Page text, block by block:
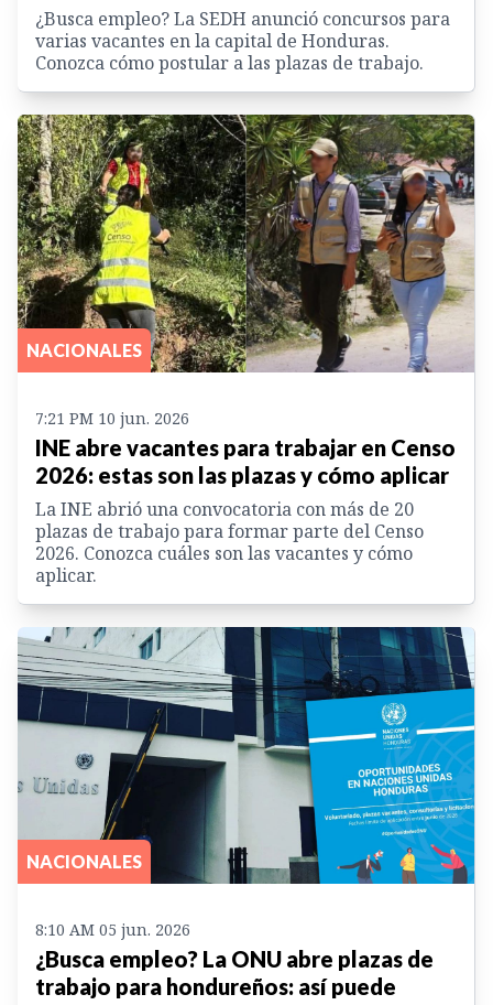
¿Busca empleo? La SEDH anunció concursos para
varias vacantes en la capital de Honduras.
Conozca cómo postular a las plazas de trabajo.
NACIONALES
7:21 PM 10 jun. 2026
INE abre vacantes para trabajar en Censo
2026: estas son las plazas y cómo aplicar
La INE abrió una convocatoria con más de 20
plazas de trabajo para formar parte del Censo
2026. Conozca cuáles son las vacantes y cómo
aplicar.
NACIONALES
8:10 AM 05 jun. 2026
¿Busca empleo? La ONU abre plazas de
trabajo para hondureños: así puede